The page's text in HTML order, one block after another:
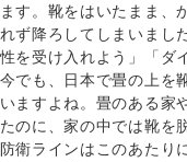
す。靴をはいたまま、
ず降ろしてしまいまし
を受け入れよう」「ダ
でも、日本で畳の上を
ますよね。畳のある家
のに、家の中では靴を
衛ラインはこのあたり